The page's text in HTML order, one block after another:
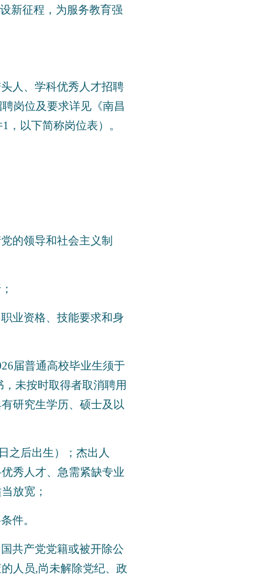
新征程，为服务教育强
人、学科优秀人才招聘
岗位及要求详见《南昌
，以下简称岗位表）。
的领导和社会主义制
业资格、技能要求和身
届普通高校毕业生须于
未按时取得者取消聘用
研究生学历、硕士及以
之后出生）；杰出人
秀人才、急需紧缺专业
放宽；
件。
共产党党籍或被开除公
人员,尚未解除党纪、政